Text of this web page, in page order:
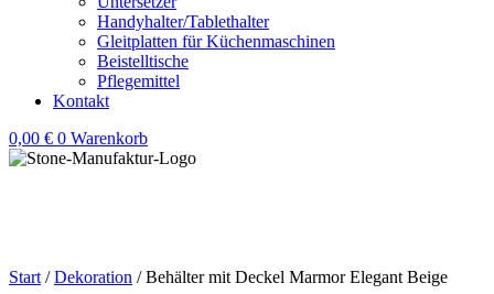
Handyhalter/Tablethalter
Gleitplatten für Küchenmaschinen
Beistelltische
Pflegemittel
Kontakt
0,00 € 0 Warenkorb
Start /Dekoration / Behälter mit Deckel Marmor Elegant Beige